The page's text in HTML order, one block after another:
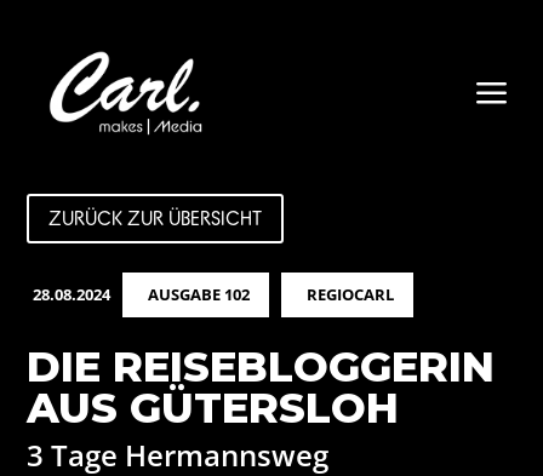
a
ZURÜCK ZUR ÜBERSICHT
28.08.2024 AUSGABE 102 REGIOCARL
DIE REISEBLOGGERIN
AUS GÜTERSLOH
3 Tage Hermannsweg